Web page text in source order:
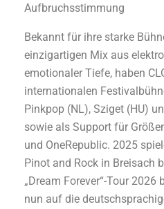
Aufbruchsstimmung
Bekannt für ihre starke
einzigartigen Mix aus
emotionaler Tiefe, haben
internationalen
Pinkpop (NL), Sziget (HU)
sowie als Support für
und OneRepublic. 2025
Pinot and Rock in Breisach
„Dream Forever“-Tour 2026
nun auf die